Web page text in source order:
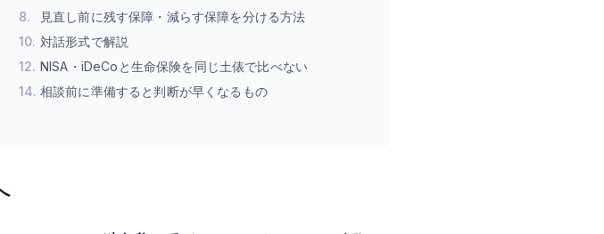
8.
見直し前に残す保障・減らす保障を分ける方法
10. 対話形式で解説
12. NISA・iDeCoと生命保険を同じ土俵で比べない
14. 相談前に準備すると判断が早くなるもの